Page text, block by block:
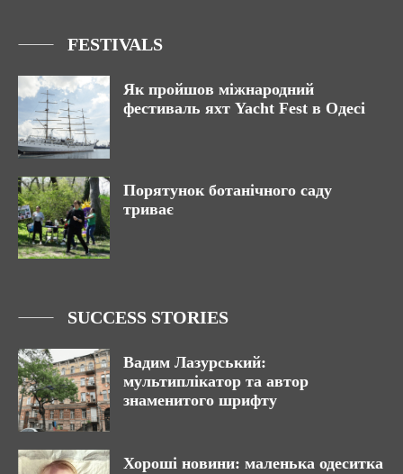
FESTIVALS
Як пройшов міжнародний
фестиваль яхт Yacht Fest в Одесі
Порятунок ботанічного саду
триває
SUCCESS STORIES
Вадим Лазурський:
мультиплікатор та автор
знаменитого шрифту
Хороші новини: маленька одеситка